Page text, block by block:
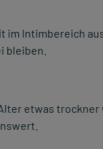
im Intimbereich
bleiben.
etwas